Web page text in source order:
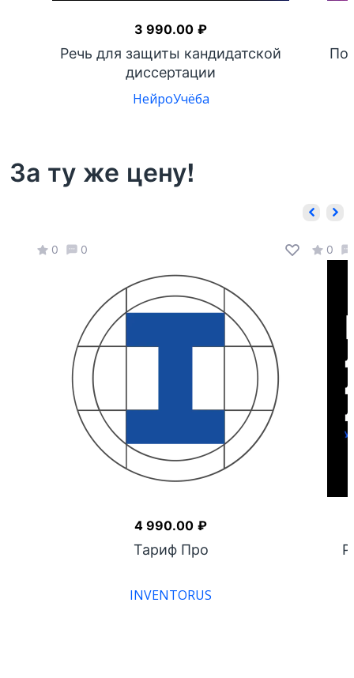
Речь для защиты кандидатской
диссертации
НейроУчёба
3 990.00 ₽
За ту же цену!
0 0
Тариф Про
INVENTORUS
4 990.00 ₽
0